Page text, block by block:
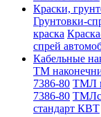
Краски,
Грунтовки-
краска
спрей
Кабельные
ТМ
7386-80 ТМЛ
7386-80 ТМЛс
стандарт КВТ